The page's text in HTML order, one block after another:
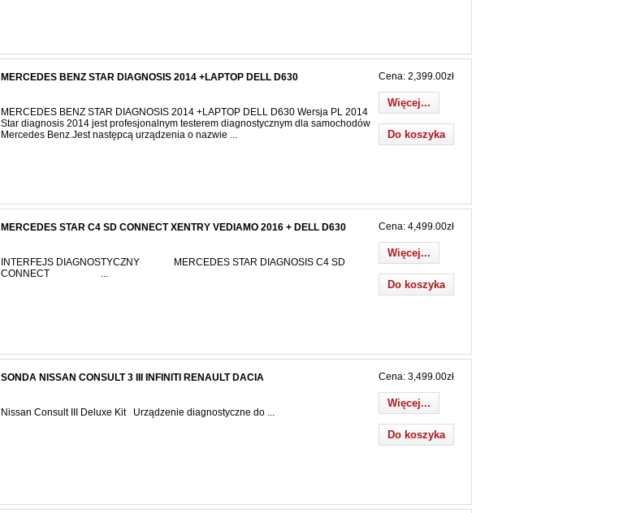
MERCEDES BENZ STAR DIAGNOSIS 2014 +LAPTOP DELL D630
MERCEDES BENZ STAR DIAGNOSIS 2014 +LAPTOP DELL D630 Wersja PL 2014
Star diagnosis 2014 jest profesjonalnym testerem diagnostycznym dla samochodów
Mercedes Benz.Jest następcą urządzenia o nazwie ...
Cena: 2,399.00zł
Więcej...
MERCEDES STAR C4 SD CONNECT XENTRY VEDIAMO 2016 + DELL D630
INTERFEJS DIAGNOSTYCZNY MERCEDES STAR DIAGNOSIS C4 SD
CONNECT ...
Cena: 4,499.00zł
Więcej...
SONDA NISSAN CONSULT 3 III INFINITI RENAULT DACIA
Nissan Consult III Deluxe Kit Urządzenie diagnostyczne do ...
Cena: 3,499.00zł
Więcej...